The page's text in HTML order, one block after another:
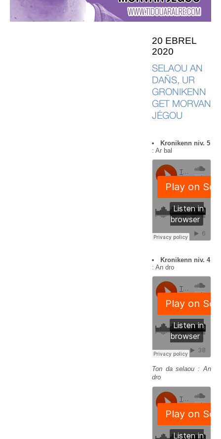
20 EBREL
2020
SELAOU AN
DAÑS, UR
GRONIKENN
GET MORVAN
JÉGOU
Kronikenn niv. 5
: Ar bal
Kronikenn niv. 4
: An dro
Ton da selaou : An
dro